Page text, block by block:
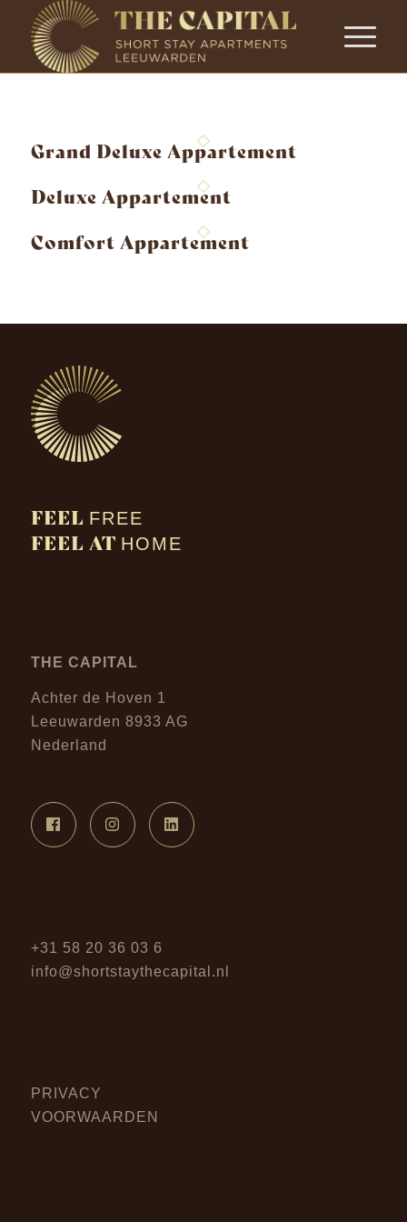
Grand Deluxe Appartement
Deluxe Appartement
Comfort Appartement
FEEL FREE
FEEL AT HOME
THE CAPITAL
Achter de Hoven 1
Leeuwarden 8933 AG
Nederland
+31 58 20 36 03 6
info@shortstaythecapital.nl
PRIVACY
VOORWAARDEN